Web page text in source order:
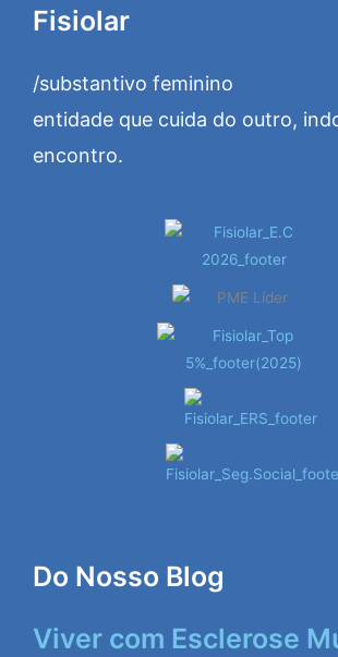
Fisiolar
/substantivo feminino
entidade que cuida do outro,
encontro.
Do Nosso Blog
Viver com Esclerose